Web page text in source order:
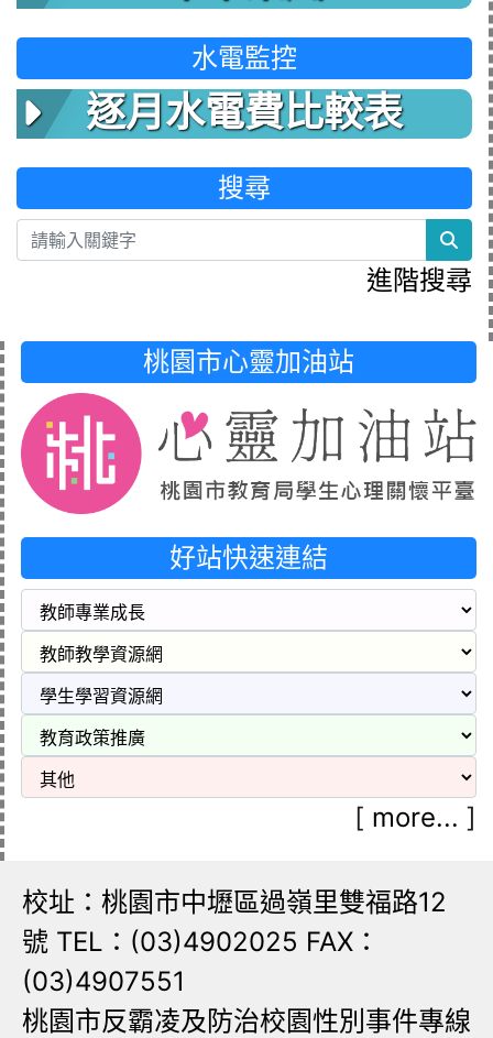
水電監控
逐月水電費比較表
搜尋
進階搜尋
桃園市心靈加油站
好站快速連結
[ more... ]
校址：桃園市中壢區過嶺里雙福路12
號 TEL：(03)4902025 FAX：
(03)4907551
桃園市反霸凌及防治校園性別事件專線